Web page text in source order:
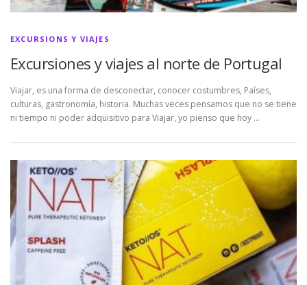
EXCURSIONS Y VIAJES
Excursiones y viajes al norte de Portugal
Viajar, es una forma de desconectar, conocer costumbres, Países,
culturas, gastronomía, historia. Muchas veces pensamos que no se tiene
ni tiempo ni poder adquisitivo para Viajar, yo pienso que hoy …